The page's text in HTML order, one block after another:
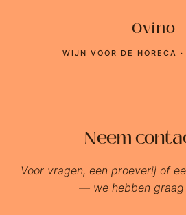
Ovino
WIJN VOOR DE HORECA
Neem
Voor vragen, een proeverij of
— we hebben graag